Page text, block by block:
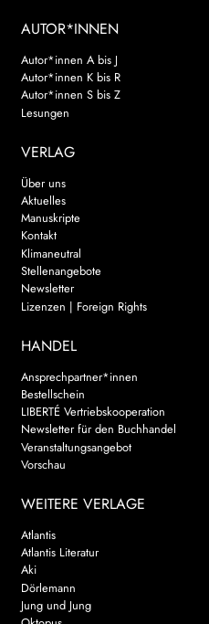
AUTOR*INNEN
Autor*innen A bis J
Autor*innen K bis R
Autor*innen S bis Z
Lesungen
VERLAG
Über uns
Aktuelles
Manuskripte
Kontakt
Klimaneutral
Stellenangebote
Newsletter
Lizenzen | Foreign Rights
HANDEL
Ansprechpartner*innen
Bestellschein
LIBERTÉ Vertriebskooperation
Newsletter für den Buchhandel
Veranstaltungsangebot
Vorschau
WEITERE VERLAGE
Atlantis
Atlantis Literatur
Aki
Dörlemann
Jung und Jung